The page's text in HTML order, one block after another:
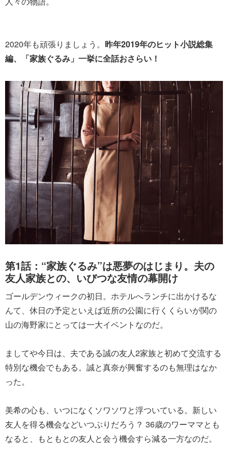
2020年も頑張りましょう。 昨年2019年のヒット小説総集
編、「家族ぐるみ」一挙に全話おさらい！
第1話：“家族ぐるみ”は悪夢のはじまり。夫の
友人家族との、いびつな友情の幕開け
ゴールデンウィークの初日。ホテルへランチに出かけるな
んて、休日の予定といえば近所の公園に行くくらいが関の
山の海野家にとっては一大イベントなのだ。
ましてや今日は、夫である誠の友人2家族と初めて交流する
特別な機会でもある。誠と真奈が興奮するのも無理はなか
った。
美希の心も、いつになくソワソワと浮ついている。新しい
友人を得る機会などいつぶりだろう？ 36歳のワーママとも
なると、もともとの友人と会う機会すら減る一方なのだ。